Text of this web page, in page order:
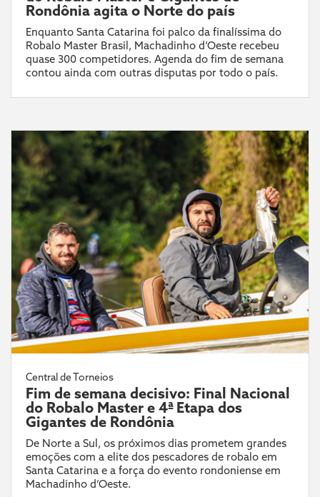
Rondônia agita o Norte do país
Enquanto Santa Catarina foi palco da finalíssima do
Robalo Master Brasil, Machadinho d’Oeste recebeu
quase 300 competidores. Agenda do fim de semana
contou ainda com outras disputas por todo o país.
Central de Torneios
Fim de semana decisivo: Final Nacional
do Robalo Master e 4ª Etapa dos
Gigantes de Rondônia
De Norte a Sul, os próximos dias prometem grandes
emoções com a elite dos pescadores de robalo em
Santa Catarina e a força do evento rondoniense em
Machadinho d’Oeste.